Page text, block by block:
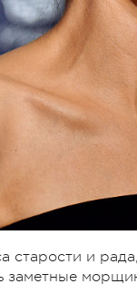
старости и
заметные